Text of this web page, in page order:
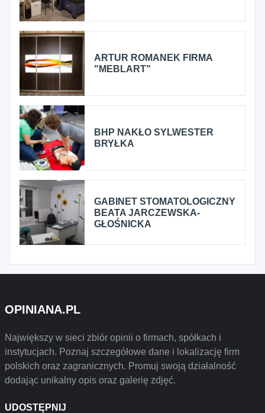
ARTUR ROMANEK FIRMA
"MEBLART"
BHP NAKŁO SYLWESTER
BRYŁKA
GABINET STOMATOLOGICZNY
BEATA JARCZEWSKA-
GŁOŚNICKA
OPINIANA.PL
Największy w sieci zbiór opinii o firmach, spółkach i
instytucjach. Poznaj szczegółowe dane i lokalizację firm
polskich oraz zagranicznych. Promuj swoją działalność
dodając unikalny opis oraz galerię zdjęć.
UDOSTĘPNIJ